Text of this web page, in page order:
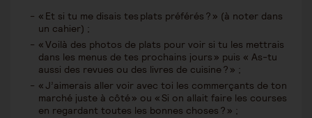
« Et si tu me disais tes plats préférés ? » (à noter dans
un cahier) ;
« Voilà des photos de plats pour voir si tu les mettrais
dans les menus de tes prochains jours » puis « As-tu
aussi des revues ou des livres de cuisine ? » ;
« J’aimerais aller voir avec toi les commerçants de ton
marché juste à côté » ou « Si on allait faire les courses
en regardant toutes les bonnes choses ? » ;